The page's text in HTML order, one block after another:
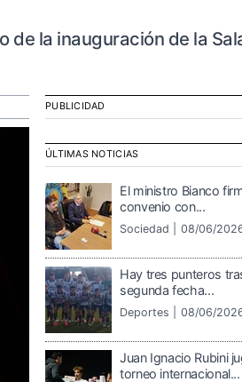
de la inauguración de la
PUBLICIDAD
ÚLTIMAS NOTICIAS
El ministro Bianco
convenio con...
Sociedad | 08/06/
Hay tres punteros
segunda fecha...
Deportes | 08/06/
Juan Ignacio Rubini
torneo internacional...